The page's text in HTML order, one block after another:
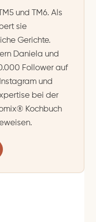
und TM6. Als
sie
Gerichte.
Daniela und
Follower auf
und
bei der
Kochbuch